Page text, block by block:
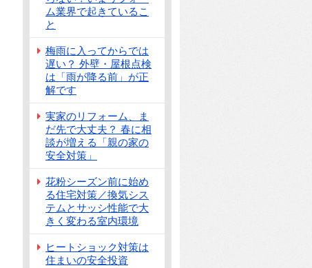
ム業界で起きているこ
と
梅雨に入ってからでは
遅い？ 外壁・屋根点検
は「雨が降る前」が正
解です
実家のリフォーム、ま
だ先で大丈夫？ 春に相
談が増える「親の家の
安全対策」
花粉シーズン前に始め
る住宅対策／換気シス
テムとサッシ性能で大
きく変わる室内環境
ヒートショック対策は
住まいの安全投資